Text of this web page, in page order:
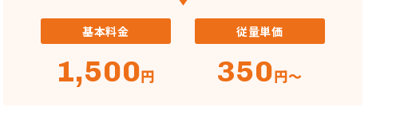
基本料金
1,500円
従量単価
350円～